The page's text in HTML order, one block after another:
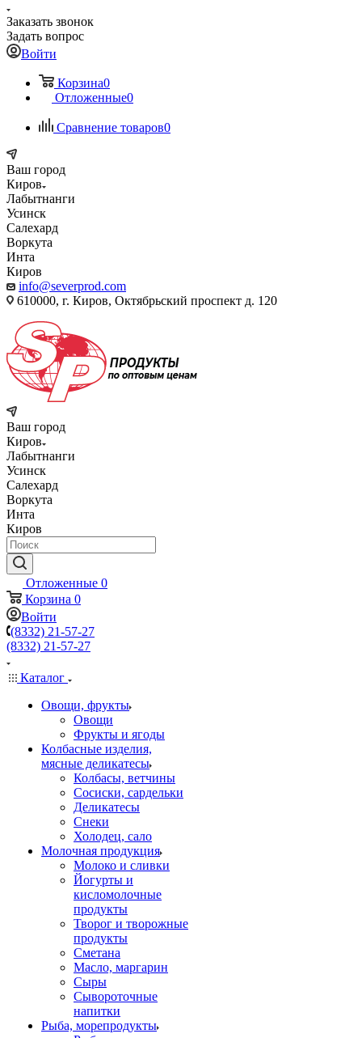
Заказать звонок
Задать вопрос
Войти
Корзина0
Отложенные0
Сравнение товаров0
Ваш город
Киров
Лабытнанги
Усинск
Салехард
Воркута
Инта
Киров
info@severprod.com
610000, г. Киров, Октябрьский проспект д. 120
Ваш город
Киров
Лабытнанги
Усинск
Салехард
Воркута
Инта
Киров
Отложенные 0
Корзина 0
Войти
(8332) 21-57-27
(8332) 21-57-27
Каталог
Овощи, фрукты
Овощи
Фрукты и ягоды
Колбасные изделия,
мясные деликатесы
Колбасы, ветчины
Сосиски, сардельки
Деликатесы
Снеки
Холодец, сало
Молочная продукция
Молоко и сливки
Йогурты и
кисломолочные
продукты
Творог и творожные
продукты
Сметана
Масло, маргарин
Сыры
Сывороточные
напитки
Рыба, морепродукты